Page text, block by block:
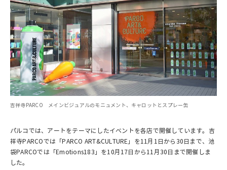
吉祥寺PARCO メインビジュアルのモニュメント、キャロットとスプレー缶
パルコでは、アートをテーマにしたイベントを各店で開催しています。吉
祥寺PARCOでは「PARCO ART&CULTURE」を11月1日から30日まで、池
袋PARCOでは「Emotions183」を10月17日から11月30日まで開催しま
した。